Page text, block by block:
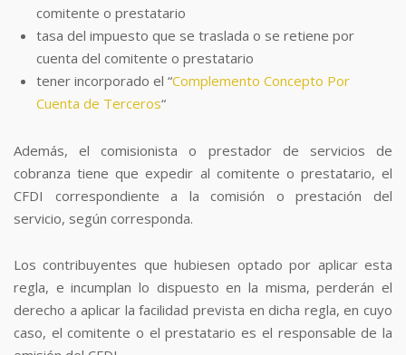
comitente o prestatario
tasa del impuesto que se traslada o se retiene por
cuenta del comitente o prestatario
tener incorporado el “Complemento Concepto Por
Cuenta de Terceros“
Además, el comisionista o prestador de servicios de
cobranza tiene que expedir al comitente o prestatario, el
CFDI correspondiente a la comisión o prestación del
servicio, según corresponda.
Los contribuyentes que hubiesen optado por aplicar esta
regla, e incumplan lo dispuesto en la misma, perderán el
derecho a aplicar la facilidad prevista en dicha regla, en cuyo
caso, el comitente o el prestatario es el responsable de la